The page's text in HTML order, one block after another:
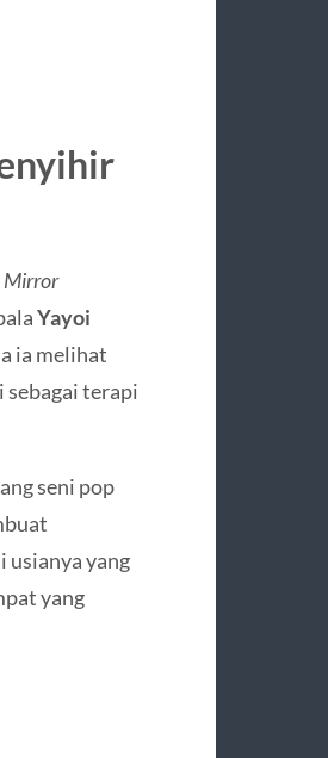
Yayoi
ia melihat
terapi
seni pop
usianya yang
yang